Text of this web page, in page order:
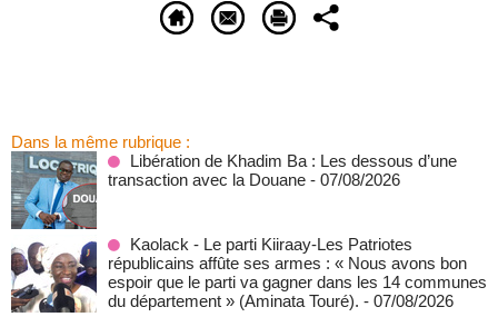
Dans la même rubrique :
Libération de Khadim Ba : Les dessous d’une
transaction avec la Douane - 07/08/2026
Kaolack - Le parti Kiiraay-Les Patriotes
républicains affûte ses armes : « Nous avons bon
espoir que le parti va gagner dans les 14 communes
du département » (Aminata Touré). - 07/08/2026